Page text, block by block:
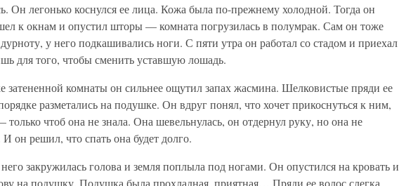
Он легонько коснулся ее лица. Кожа была по-прежнему холодной. Тогда он
к окнам и опустил шторы — комната погрузилась в полумрак. Сам он тоже
у него подкашивались ноги. С пяти утра он работал со стадом и приехал
для того, чтобы сменить уставшую лошадь.
затененной комнаты он сильнее ощутил запах жасмина. Шелковистые пряди ее
разметались на подушке. Он вдруг понял, что хочет прикоснуться к ним,
только чтоб она не знала. Она шевельнулась, он отдернул руку, но она не
И он решил, что спать она будет долго.
закружилась голова и земля поплыла под ногами. Он опустился на кровать и
на подушку. Подушка была прохладная, приятная… Пряди ее волос слегка